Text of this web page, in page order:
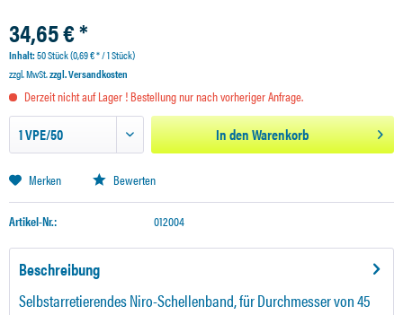
34,65 € *
Inhalt:50 Stück (0,69 € * / 1 Stück)
zzgl. MwSt.zzgl. Versandkosten
Derzeit nicht auf Lager ! Bestellung nur nach vorheriger Anfrage.
In denWarenkorb
Merken Bewerten
Artikel-Nr.: 012004
Beschreibung
Selbstarretierendes Niro-Schellenband, für Durchmesser von 45